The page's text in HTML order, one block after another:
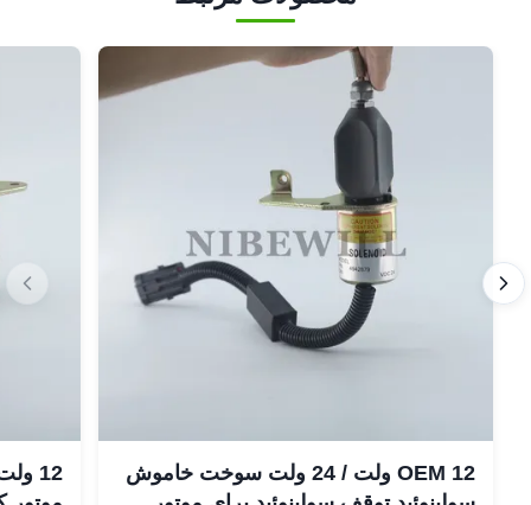
OEM 12 ولت / 24 ولت سوخت خاموش